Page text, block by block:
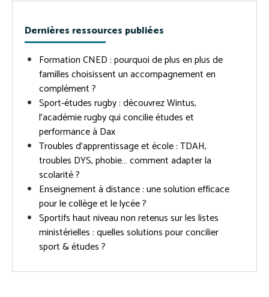
Dernières ressources publiées
Formation CNED : pourquoi de plus en plus de
familles choisissent un accompagnement en
complément ?
Sport-études rugby : découvrez Wintus,
l’académie rugby qui concilie études et
performance à Dax
Troubles d’apprentissage et école : TDAH,
troubles DYS, phobie… comment adapter la
scolarité ?
Enseignement à distance : une solution efficace
pour le collège et le lycée ?
Sportifs haut niveau non retenus sur les listes
ministérielles : quelles solutions pour concilier
sport & études ?